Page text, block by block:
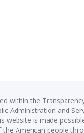
within the
Administration and
website is made
the American people